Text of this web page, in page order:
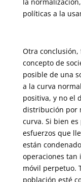
políticas a la
Otra
concepto de
posible de una
a la curva
positiva, y no el
distribución por
curva. Si bien
esfuerzos que
están
operaciones tan
móvil perpetuo.
población esté